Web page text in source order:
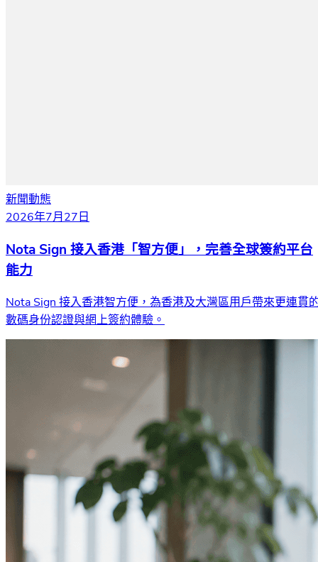
新聞動態
2026年7月27日
Nota Sign 接入香港「智方便」，完善全球簽約平台
能力
Nota Sign 接入香港智方便，為香港及大灣區用戶帶來更連貫
數碼身份認證與網上簽約體驗。